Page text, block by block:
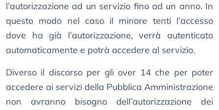
l’autorizzazione ad un servizio fino ad un anno. In
questo modo nel caso il minore tenti l’accesso
dove ha già l’autorizzazione, verrà autenticato
automaticamente e potrà accedere al servizio.
Diverso il discorso per gli over 14 che per poter
accedere ai servizi della Pubblica Amministrazione
non avranno bisogno dell’autorizzazione dei